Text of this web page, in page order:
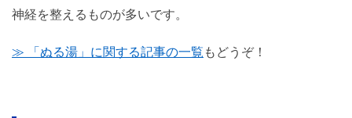
神経を整えるものが多いです。
≫ 「ぬる湯」に関する記事の一覧 もどうぞ！